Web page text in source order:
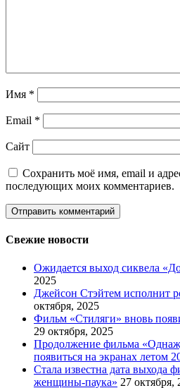
Имя *
Email *
Сайт
Сохранить моё имя, email и
последующих моих комментариев.
Свежие новости
Ожидается выход сиквела
2025
Джейсон Стэйтем исполнит
октября, 2025
Фильм «Стиляги» вновь
29 октября, 2025
Продолжение фильма
появиться на экранах летом
Стала известна дата выхода
женщины-паука» 27 октября,